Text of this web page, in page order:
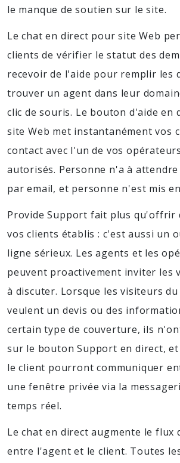
le manque de soutien sur le site.
Le chat en direct pour site Web
clients de vérifier le statut des
recevoir de l'aide pour remplir les
trouver un agent dans leur
clic de souris. Le bouton d'aide en
site Web met instantanément vos
contact avec l'un de vos
autorisés. Personne n'a à
par email, et personne n'est mis
Provide Support fait plus qu'offrir
vos clients établis : c'est aussi un
ligne sérieux. Les agents et les
peuvent proactivement inviter les
à discuter. Lorsque les visiteurs du
veulent un devis ou des
certain type de couverture, ils
sur le bouton Support en direct,
le client pourront communiquer
une fenêtre privée via la
temps réel.
Le chat en direct augmente le flux
entre l'agent et le client. Toutes